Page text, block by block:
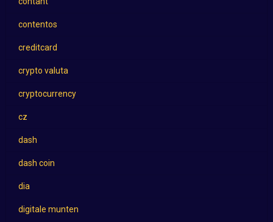
contentos
creditcard
crypto valuta
cryptocurrency
cz
dash
dash coin
dia
digitale munten